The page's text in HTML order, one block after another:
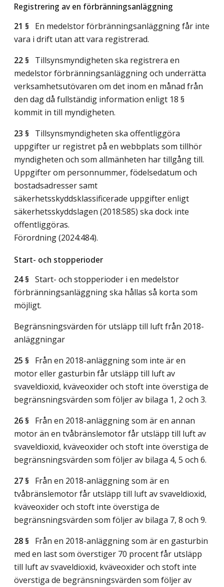
Registrering av en förbränningsanläggning
21 § En medelstor förbränningsanläggning får inte
vara i drift utan att vara registrerad.
22 § Tillsynsmyndigheten ska registrera en
medelstor förbränningsanläggning och underrätta
verksamhetsutövaren om det inom en månad från
den dag då fullständig information enligt 18 §
kommit in till myndigheten.
23 § Tillsynsmyndigheten ska offentliggöra
uppgifter ur registret på en webbplats som tillhör
myndigheten och som allmänheten har tillgång till.
Uppgifter om personnummer, födelsedatum och
bostadsadresser samt
säkerhetsskyddsklassificerade uppgifter enligt
säkerhetsskyddslagen (2018:585) ska dock inte
offentliggöras.
Förordning (2024:484).
Start- och stopperioder
24 § Start- och stopperioder i en medelstor
förbränningsanläggning ska hållas så korta som
möjligt.
Begränsningsvärden för utsläpp till luft från 2018-
anläggningar
25 § Från en 2018-anläggning som inte är en
motor eller gasturbin får utsläpp till luft av
svaveldioxid, kväveoxider och stoft inte överstiga de
begränsningsvärden som följer av bilaga 1, 2 och 3.
26 § Från en 2018-anläggning som är en annan
motor än en tvåbränslemotor får utsläpp till luft av
svaveldioxid, kväveoxider och stoft inte överstiga de
begränsningsvärden som följer av bilaga 4, 5 och 6.
27 § Från en 2018-anläggning som är en
tvåbränslemotor får utsläpp till luft av svaveldioxid,
kväveoxider och stoft inte överstiga de
begränsningsvärden som följer av bilaga 7, 8 och 9.
28 § Från en 2018-anläggning som är en gasturbin
med en last som överstiger 70 procent får utsläpp
till luft av svaveldioxid, kväveoxider och stoft inte
överstiga de begränsningsvärden som följer av